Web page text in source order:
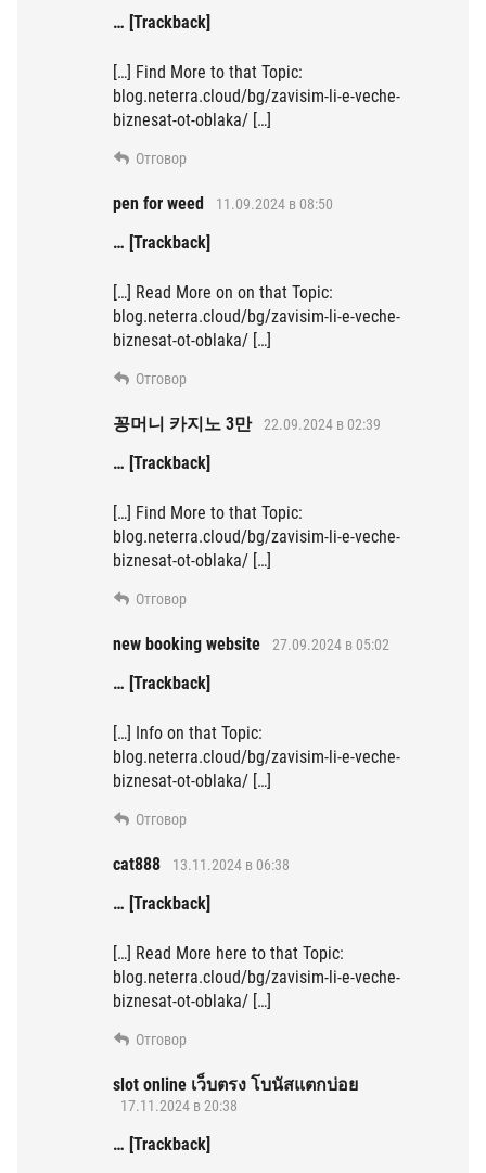
… [Trackback]
[…] Find More to that Topic:
blog.neterra.cloud/bg/zavisim-li-e-veche-
biznesat-ot-oblaka/ […]
Отговор
pen for weed 11.09.2024 в 08:50
… [Trackback]
[…] Read More on on that Topic:
blog.neterra.cloud/bg/zavisim-li-e-veche-
biznesat-ot-oblaka/ […]
Отговор
꽁머니 카지노 3만 22.09.2024 в 02:39
… [Trackback]
[…] Find More to that Topic:
blog.neterra.cloud/bg/zavisim-li-e-veche-
biznesat-ot-oblaka/ […]
Отговор
new booking website 27.09.2024 в 05:02
… [Trackback]
[…] Info on that Topic:
blog.neterra.cloud/bg/zavisim-li-e-veche-
biznesat-ot-oblaka/ […]
Отговор
cat888 13.11.2024 в 06:38
… [Trackback]
[…] Read More here to that Topic:
blog.neterra.cloud/bg/zavisim-li-e-veche-
biznesat-ot-oblaka/ […]
Отговор
slot online เว็บตรง โบนัสแตกบ่อย
17.11.2024 в 20:38
… [Trackback]